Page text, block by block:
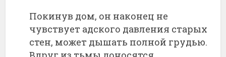
Покинув дом, он наконец не
чувствует адского давления старых
стен, может дышать полной грудью.